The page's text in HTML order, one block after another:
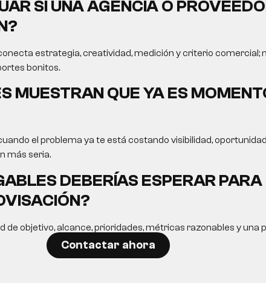
SI UNA AGENCIA O
estrategia, creatividad, medición y criterio comercial;
bonitos.
MUESTRAN QUE YA ES
el problema ya te está costando visibilidad,
más seria.
DEBERÍAS ESPERAR PARA
de objetivo, alcance, prioridades, métricas razonables y una
Contactar ahora